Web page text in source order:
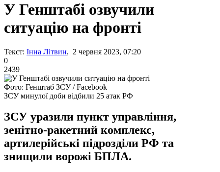
У Генштабі озвучили
ситуацію на фронті
Текст: Інна Літвин, 2 червня 2023, 07:20
0
2439
Фото: Генштаб ЗСУ / Facebook
ЗСУ минулої доби відбили 25 атак РФ
ЗСУ уразили пункт управління,
зенітно-ракетний комплекс,
артилерійські підрозділи РФ та
знищили ворожі БПЛА.